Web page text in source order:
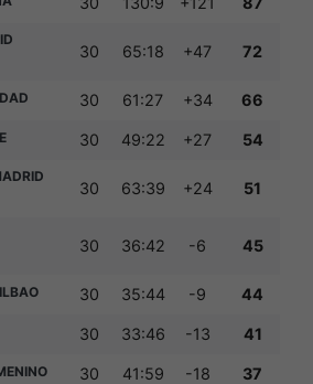
30 65:18 +47 72
30 61:27 +34 66
30 49:22 +27 54
30 63:39 +24 51
30 36:42 -6 45
30 35:44 -9 44
30 33:46 -13 41
30 41:59 -18 37